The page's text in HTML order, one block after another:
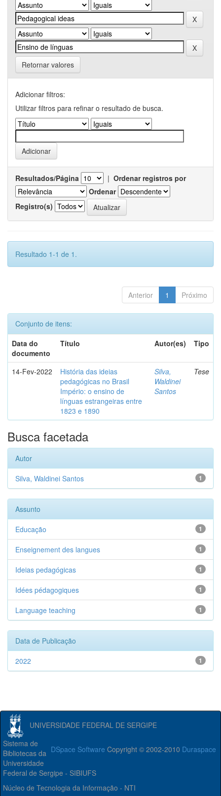
Retornar valores
Adicionar filtros:
Utilizar filtros para refinar o resultado de busca.
Resultados/Página | Ordenar registros por
Ordenar
Registro(s)
Resultado 1-1 de 1.
Anterior 1 Próximo
Conjunto de itens:
Data do
documento
Título Autor(es) Tipo
14-Fev-2022
História das ideias
pedagógicas no Brasil
Império: o ensino de
línguas estrangeiras entre
1823 e 1890
Silva,
Waldinei
Santos
Tese
Busca facetada
Autor
1
Silva, Waldinei Santos
Assunto
1
Educação
1
Enseignement des langues
1
Ideias pedagógicas
1
Idées pédagogiques
1
Language teaching
Data de Publicação
1
2022
UNIVERSIDADE FEDERAL DE SERGIPE
DSpace Software Copyright © 2002-2010 Duraspace
Sistema de
Bibliotecas da
Universidade
Federal de Sergipe - SIBIUFS
Núcleo de Tecnologia da Informação - NTI